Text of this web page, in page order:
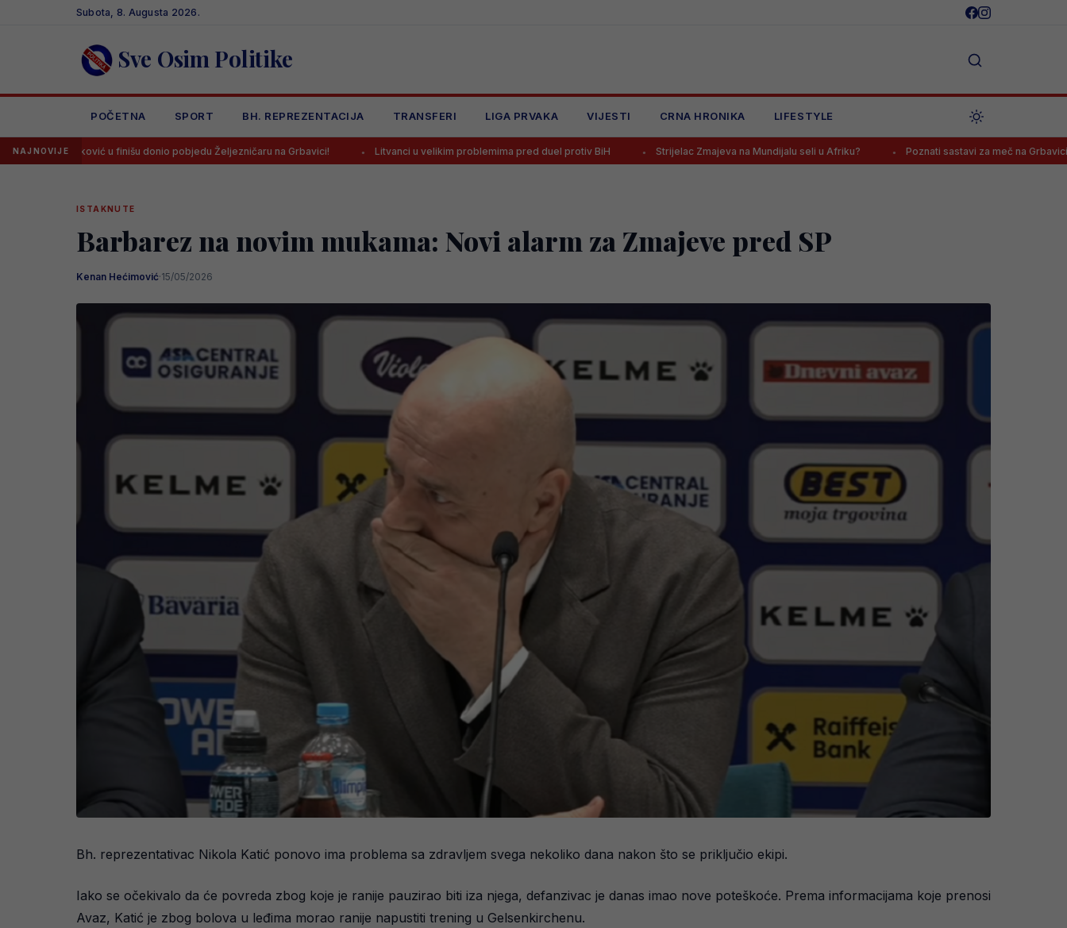
Subota, 8. Augusta 2026.
Sve Osim Politike
POČETNA SPORT BH. REPREZENTACIJA TRANSFERI LIGA PRVAKA VIJESTI CRNA HRONIKA LIFESTYLE
NAJNOVIJE
u finišu donio pobjedu Željezničaru na Grbavici! Litvanci u velikim problemima pred duel protiv BiH Strijelac Zmajeva na Mundijalu seli u Afriku? Poznati sastavi za meč na Grbavici, navijači Želje:
ISTAKNUTE
Barbarez na novim mukama: Novi alarm za Zmajeve pred SP
Kenan Hećimović·15/05/2026
Bh. reprezentativac Nikola Katić ponovo ima problema sa zdravljem svega nekoliko dana nakon što se priključio ekipi.
Iako se očekivalo da će povreda zbog koje je ranije pauzirao biti iza njega, defanzivac je danas imao nove poteškoće. Prema informacijama koje prenosi
Avaz, Katić je zbog bolova u leđima morao ranije napustiti trening u Gelsenkirchenu.